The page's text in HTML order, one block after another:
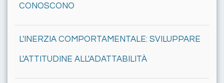
CONOSCONO
L'INERZIA COMPORTAMENTALE: SVILUPPARE
L'ATTITUDINE ALL'ADATTABILITÀ